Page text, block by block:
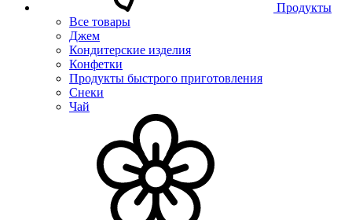
Продукты
Все товары
Джем
Кондитерские изделия
Конфетки
Продукты быстрого приготовления
Снеки
Чай